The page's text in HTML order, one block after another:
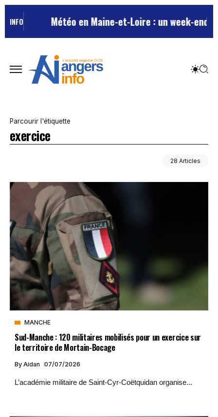
INFO Météo en Maine-et-Loire : un week-end
Parcourir l'étiquette
exercice
28 Articles
MANCHE
Sud-Manche : 120 militaires mobilisés pour un exercice sur
le territoire de Mortain-Bocage
By Aidan 07/07/2026
L’académie militaire de Saint-Cyr-Coëtquidan organise...